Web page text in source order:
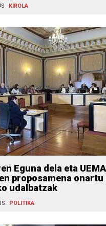
KIROLA
Eguna dela eta
proposamena onartu
udalbatzak
POLITIKA